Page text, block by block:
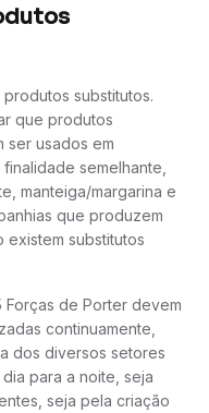
substitutos.
que produtos
ser usados em
semelhante,
manteiga/margarina e
que produzem
existem substitutos
Forças de Porter devem
continuamente,
dos diversos setores
para a noite, seja
seja pela criação